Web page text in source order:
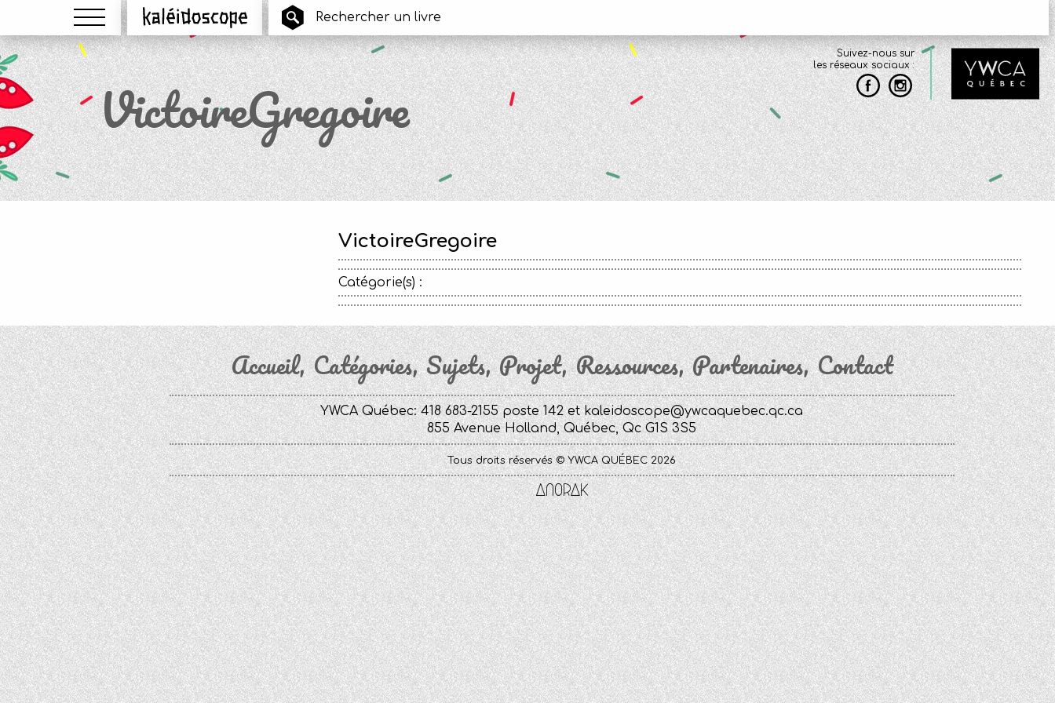
Menu Kaléidoscope
Suivez-nous sur
les réseaux sociaux :
VictoireGregoire
VictoireGregoire
Catégorie(s) :
Accueil Catégories Sujets Projet Ressources Partenaires Contact
YWCA Québec: 418 683-2155 poste 142 etkaleidoscope@ywcaquebec.qc.ca
855 Avenue Holland, Québec, Qc G1S 3S5
Tous droits réservés © YWCA QUÉBEC 2026
Anorak
Studio